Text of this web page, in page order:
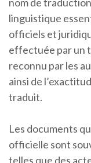
linguistique
officiels et
effectuée par un
reconnu par les
ainsi de
traduit.
Les documents
officielle sont
telles que des